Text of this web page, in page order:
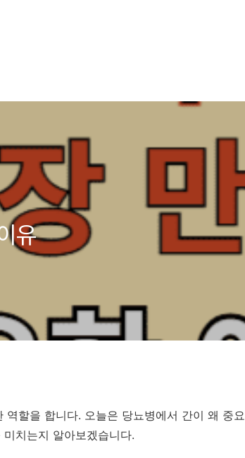
유
할을 합니다. 오늘은 당뇨병에서 간이 왜 중요
미치는지 알아보겠습니다.